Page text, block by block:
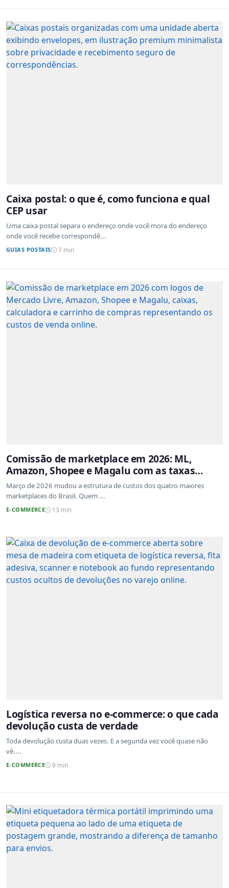
Caixa postal: o que é, como funciona e qual
CEP usar
Uma caixa postal separa o endereço onde você mora do endereço
onde você recebe correspondê...
GUIAS POSTAIS 7 min
Comissão de marketplace em 2026: ML,
Amazon, Shopee e Magalu com as taxas
atualizadas
Março de 2026 mudou a estrutura de custos dos quatro maiores
marketplaces do Brasil. Quem ...
E-COMMERCE 13 min
Logística reversa no e-commerce: o que cada
devolução custa de verdade
Toda devolução custa duas vezes. E a segunda vez você quase não
vê....
E-COMMERCE 9 min